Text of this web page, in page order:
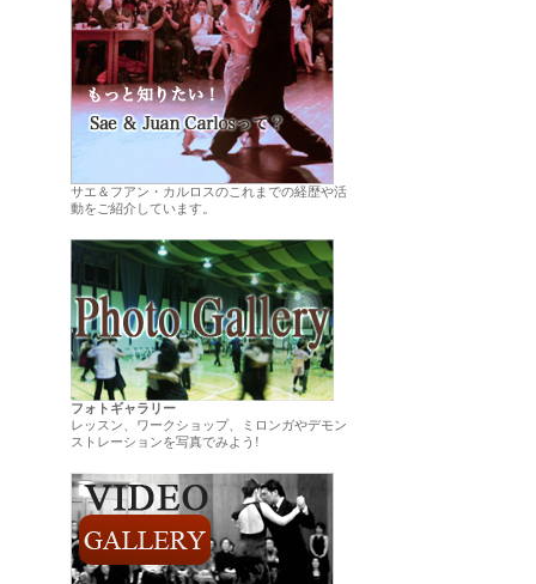
サエ＆フアン・カルロスのこれまでの経歴や活
動をご紹介しています。
フォトギャラリー
レッスン、ワークショップ、ミロンガやデモン
ストレーションを写真でみよう!